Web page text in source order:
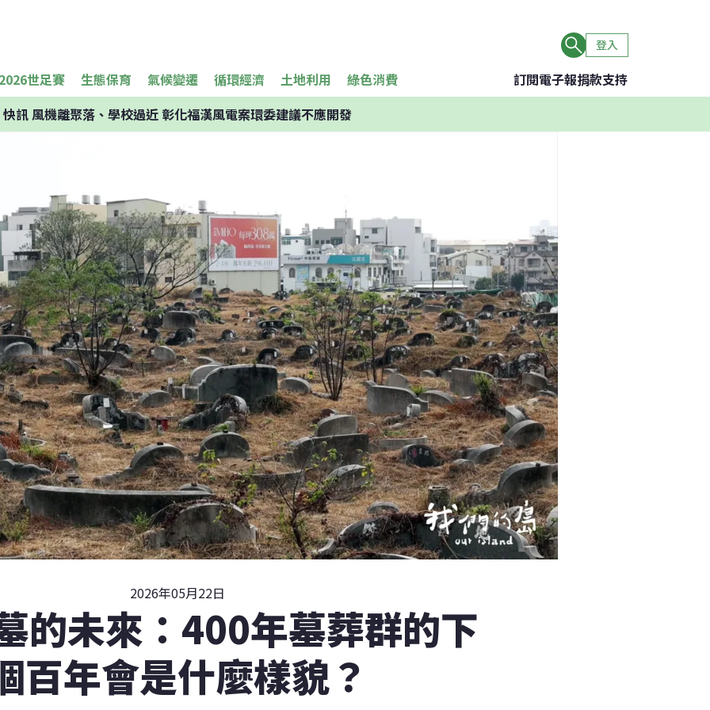
登入
世足賽 生態保育 氣候變遷 循環經濟 土地利用 綠色消費 訂閱電子報捐款支持
快訊風機離聚落、學校過近 彰化福漢風電案環委建議不應開發
2026年05月22日
的未來：400年墓葬群的下
百年會是什麼樣貌？